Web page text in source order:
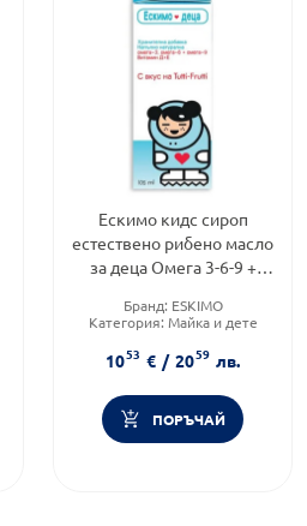
Ескимо кидс сироп
естествено рибено масло
за деца Омега 3-6-9 +
Бранд: ESKIMO
Категория: Майка и дете
1053 € / 2059 лв.
ПОРЪЧАЙ